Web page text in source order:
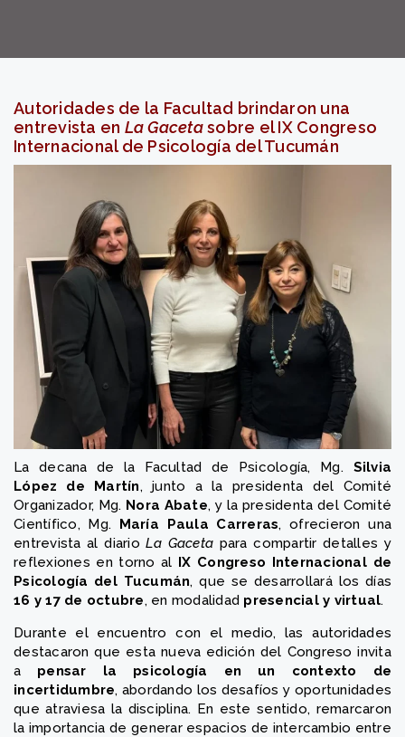
Autoridades de la Facultad brindaron una
entrevista en La Gacetasobre el IX Congreso
Internacional de Psicología del Tucumán
La decana de la Facultad de Psicología, Mg. Silvia
López de Martín, junto a la presidenta del Comité
Organizador, Mg. Nora Abate, y la presidenta del Comité
Científico, Mg. María Paula Carreras, ofrecieron una
entrevista al diarioLa Gaceta para compartir detalles y
reflexiones en torno al IX Congreso Internacional de
Psicología del Tucumán, que se desarrollará los días
16 y 17 de octubre, en modalidad presencial y virtual.
Durante el encuentro con el medio, las autoridades
destacaron que esta nueva edición del Congreso invita
a pensar la psicología en un contexto de
incertidumbre, abordando los desafíos y oportunidades
que atraviesa la disciplina. En este sentido, remarcaron
la importancia de generar espacios de intercambio entre